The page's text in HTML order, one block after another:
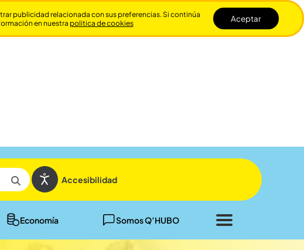
Accesibilidad
Economía Somos Q’HUBO
Cerrar
publicidad relacionada con sus preferencias. Si continúa
en nuestra politica de cookies Aceptar